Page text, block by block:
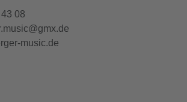
08
music.de